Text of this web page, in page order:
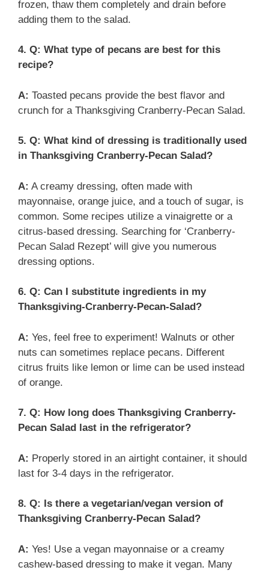
frozen, thaw them completely and drain before
adding them to the salad.
4. Q: What type of pecans are best for this
recipe?
A: Toasted pecans provide the best flavor and
crunch for a Thanksgiving Cranberry-Pecan Salad.
5. Q: What kind of dressing is traditionally used
in Thanksgiving Cranberry-Pecan Salad?
A: A creamy dressing, often made with
mayonnaise, orange juice, and a touch of sugar, is
common. Some recipes utilize a vinaigrette or a
citrus-based dressing. Searching for ‘Cranberry-
Pecan Salad Rezept’ will give you numerous
dressing options.
6. Q: Can I substitute ingredients in my
Thanksgiving-Cranberry-Pecan-Salad?
A: Yes, feel free to experiment! Walnuts or other
nuts can sometimes replace pecans. Different
citrus fruits like lemon or lime can be used instead
of orange.
7. Q: How long does Thanksgiving Cranberry-
Pecan Salad last in the refrigerator?
A: Properly stored in an airtight container, it should
last for 3-4 days in the refrigerator.
8. Q: Is there a vegetarian/vegan version of
Thanksgiving Cranberry-Pecan Salad?
A: Yes! Use a vegan mayonnaise or a creamy
cashew-based dressing to make it vegan. Many